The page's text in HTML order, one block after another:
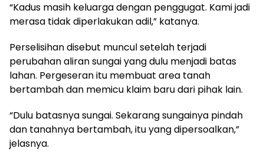
“Kadus masih keluarga dengan penggugat. Kami jadi
merasa tidak diperlakukan adil,” katanya.
Perselisihan disebut muncul setelah terjadi
perubahan aliran sungai yang dulu menjadi batas
lahan. Pergeseran itu membuat area tanah
bertambah dan memicu klaim baru dari pihak lain.
“Dulu batasnya sungai. Sekarang sungainya pindah
dan tanahnya bertambah, itu yang dipersoalkan,”
jelasnya.